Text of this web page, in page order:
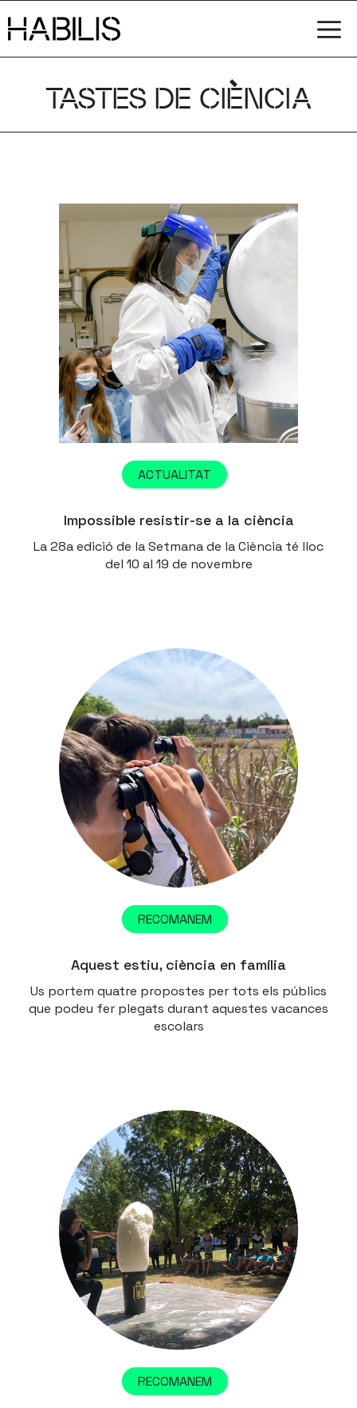
al
TASTES DE CIÈNCIA
ACTUALITAT
Impossible resistir-se a la ciència
La 28a edició de la Setmana de la Ciència té lloc
del 10 al 19 de novembre
RECOMANEM
Aquest estiu, ciència en família
Us portem quatre propostes per tots els públics
que podeu fer plegats durant aquestes vacances
escolars
RECOMANEM